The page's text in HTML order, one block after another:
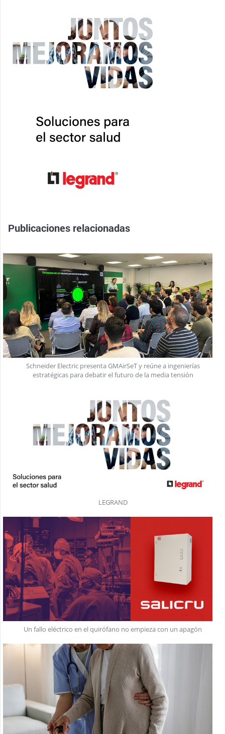
Publicaciones relacionadas
Schneider Electric presenta GMAirSeT y reúne a ingenierías
estratégicas para debatir el futuro de la media tensión
LEGRAND
Un fallo eléctrico en el quirófano no empieza con un apagón